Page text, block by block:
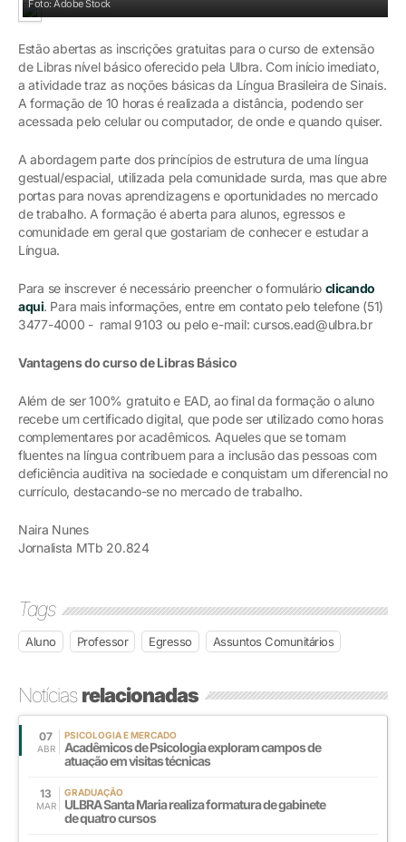
Foto: Adobe Stock
Estão abertas as inscrições gratuitas para o curso de extensão
de Libras nível básico oferecido pela Ulbra. Com início imediato,
a atividade traz as noções básicas da Língua Brasileira de Sinais.
A formação de 10 horas é realizada a distância, podendo ser
acessada pelo celular ou computador, de onde e quando quiser.
A abordagem parte dos princípios de estrutura de uma língua
gestual/espacial, utilizada pela comunidade surda, mas que abre
portas para novas aprendizagens e oportunidades no mercado
de trabalho. A formação é aberta para alunos, egressos e
comunidade em geral que gostariam de conhecer e estudar a
Língua.
Para se inscrever é necessário preencher o formulário clicando
aqui. Para mais informações, entre em contato pelo telefone (51)
3477-4000 - ramal 9103 ou pelo e-mail: cursos.ead@ulbra.br
Vantagens do curso de Libras Básico
Além de ser 100% gratuito e EAD, ao final da formação o aluno
recebe um certificado digital, que pode ser utilizado como horas
complementares por acadêmicos. Aqueles que se tornam
fluentes na língua contribuem para a inclusão das pessoas com
deficiência auditiva na sociedade e conquistam um diferencial no
currículo, destacando-se no mercado de trabalho.
Naira Nunes
Jornalista MTb 20.824
Tags
Aluno Professor Egresso Assuntos Comunitários
Notíciasrelacionadas
07
ABR
PSICOLOGIA E MERCADO
Acadêmicos de Psicologia exploram campos de
atuação em visitas técnicas
13
MAR
GRADUAÇÃO
ULBRA Santa Maria realiza formatura de gabinete
de quatro cursos